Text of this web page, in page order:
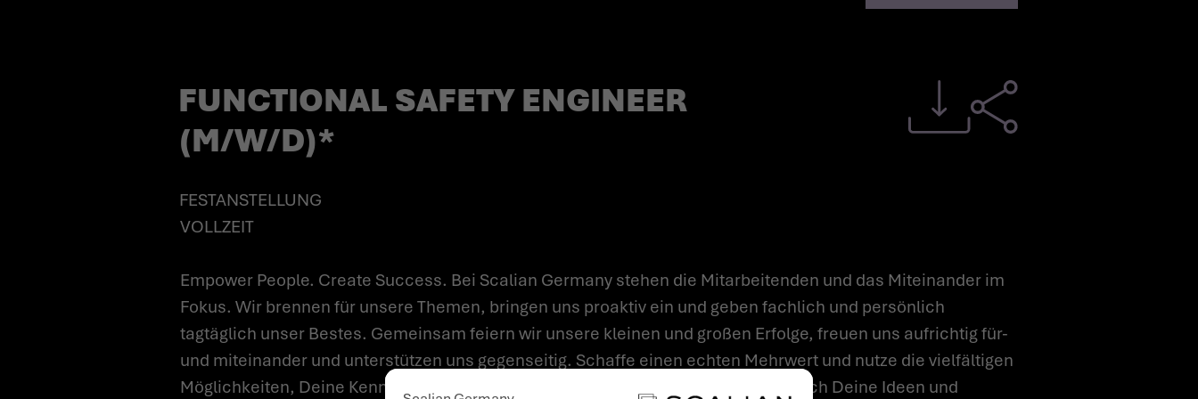
FUNCTIONAL SAFETY ENGINEER
(M/W/D)*
FESTANSTELLUNG
VOLLZEIT
Empower People. Create Success. Bei Scalian Germany stehen die Mitarbeitenden und das Miteinander im
Fokus. Wir brennen für unsere Themen, bringen uns proaktiv ein und geben fachlich und persönlich
tagtäglich unser Bestes. Gemeinsam feiern wir unsere kleinen und großen Erfolge, freuen uns aufrichtig für-
und miteinander und unterstützen uns gegenseitig. Schaffe einen echten Mehrwert und nutze die vielfältigen
Möglichkeiten, Deine Kenntnisse einzubringen und zu vertiefen, eigenverantwortlich Deine Ideen und